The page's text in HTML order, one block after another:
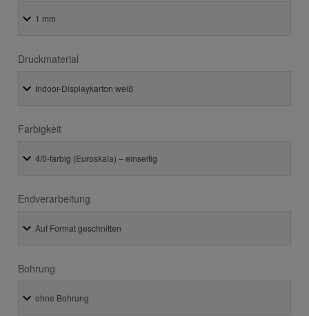
Druckmaterial
Farbigkeit
Endverarbeitung
Bohrung